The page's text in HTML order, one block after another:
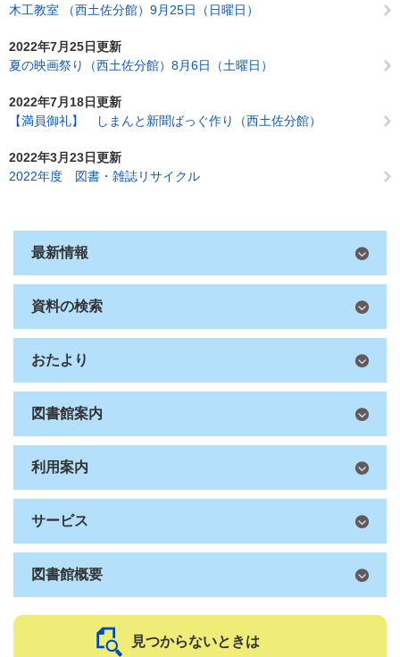
木工教室 （西土佐分館）9月25日（日曜日）
2022年7月25日更新
夏の映画祭り（西土佐分館）8月6日（土曜日）
2022年7月18日更新
【満員御礼】 しまんと新聞ばっぐ作り（西土佐分館）
2022年3月23日更新
2022年度 図書・雑誌リサイクル
最新情報
資料の検索
おたより
図書館案内
利用案内
サービス
図書館概要
見つからないときは